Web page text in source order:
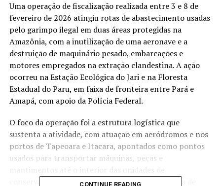
Uma operação de fiscalização realizada entre 3 e 8 de
fevereiro de 2026 atingiu rotas de abastecimento usadas
pelo garimpo ilegal em duas áreas protegidas na
Amazônia, com a inutilização de uma aeronave e a
destruição de maquinário pesado, embarcações e
motores empregados na extração clandestina. A ação
ocorreu na Estação Ecológica do Jari e na Floresta
Estadual do Paru, em faixa de fronteira entre Pará e
Amapá, com apoio da Polícia Federal.
O foco da operação foi a estrutura logística que
sustenta a atividade, com atuação em aeródromos e nos
portos de Tapeoara e Itacara, apontados como pontos
usados para transportar máquinas, peças e
conservação. Durante a fiscalização em uma pista de
CONTINUE READING